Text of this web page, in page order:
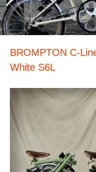
BROMPTON C-
White S6L